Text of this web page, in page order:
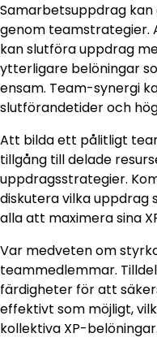
Samarbetsuppdrag
genom teamstrategier.
kan slutföra uppdrag
ytterligare belöningar
ensam. Team-synergi
slutförandetider och
Att bilda ett pålitligt
tillgång till delade
uppdragsstrategier.
diskutera vilka uppdrag
alla att maximera sina
Var medveten om
teammedlemmar.
färdigheter för att
effektivt som möjligt,
kollektiva XP-belöningar.